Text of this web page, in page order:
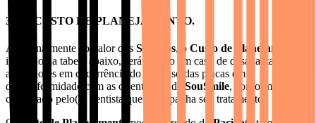
3.5.1. CUSTO DE PLANEJAMENTO.
Adicionalmente ao valor dos Serviços, o Custo de Planejamento
indicado na tabela abaixo, será devido em caso de desadaptação dos
alinhadores em decorrência do mau uso das placas em
desconformidade com as orientações da SouSmile, conforme
constatado pelo(a) dentista que acompanha seu tratamento.